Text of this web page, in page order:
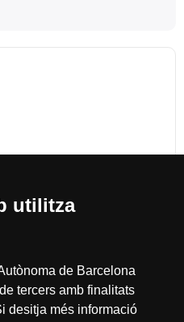
utilitza
de Barcelona
tercers amb finalitats
desitja més informació
HR